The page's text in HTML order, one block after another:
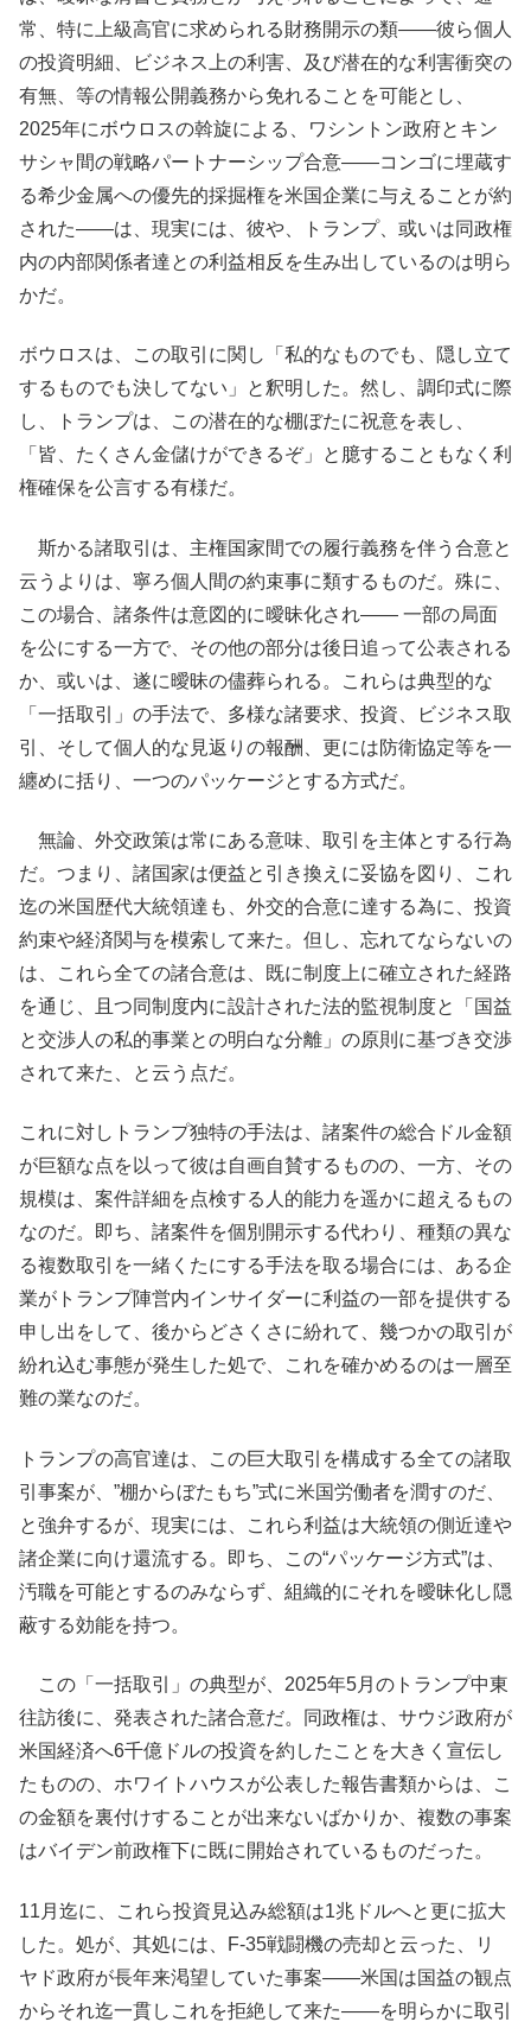
常、特に上級高官に求められる財務開示の類――彼ら個人
の投資明細、ビジネス上の利害、及び潜在的な利害衝突の
有無、等の情報公開義務から免れることを可能とし、
2025年にボウロスの斡旋による、ワシントン政府とキン
サシャ間の戦略パートナーシップ合意――コンゴに埋蔵す
る希少金属への優先的採掘権を米国企業に与えることが約
された――は、現実には、彼や、トランプ、或いは同政権
内の内部関係者達との利益相反を生み出しているのは明ら
かだ。
ボウロスは、この取引に関し「私的なものでも、隠し立て
するものでも決してない」と釈明した。然し、調印式に際
し、トランプは、この潜在的な棚ぼたに祝意を表し、
「皆、たくさん金儲けができるぞ」と臆することもなく利
権確保を公言する有様だ。
斯かる諸取引は、主権国家間での履行義務を伴う合意と
云うよりは、寧ろ個人間の約束事に類するものだ。殊に、
この場合、諸条件は意図的に曖昧化され―― 一部の局面
を公にする一方で、その他の部分は後日追って公表される
か、或いは、遂に曖昧の儘葬られる。これらは典型的な
「一括取引」の手法で、多様な諸要求、投資、ビジネス取
引、そして個人的な見返りの報酬、更には防衛協定等を一
纏めに括り、一つのパッケージとする方式だ。
無論、外交政策は常にある意味、取引を主体とする行為
だ。つまり、諸国家は便益と引き換えに妥協を図り、これ
迄の米国歴代大統領達も、外交的合意に達する為に、投資
約束や経済関与を模索して来た。但し、忘れてならないの
は、これら全ての諸合意は、既に制度上に確立された経路
を通じ、且つ同制度内に設計された法的監視制度と「国益
と交渉人の私的事業との明白な分離」の原則に基づき交渉
されて来た、と云う点だ。
これに対しトランプ独特の手法は、諸案件の総合ドル金額
が巨額な点を以って彼は自画自賛するものの、一方、その
規模は、案件詳細を点検する人的能力を遥かに超えるもの
なのだ。即ち、諸案件を個別開示する代わり、種類の異な
る複数取引を一緒くたにする手法を取る場合には、ある企
業がトランプ陣営内インサイダーに利益の一部を提供する
申し出をして、後からどさくさに紛れて、幾つかの取引が
紛れ込む事態が発生した処で、これを確かめるのは一層至
難の業なのだ。
トランプの高官達は、この巨大取引を構成する全ての諸取
引事案が、”棚からぼたもち”式に米国労働者を潤すのだ、
と強弁するが、現実には、これら利益は大統領の側近達や
諸企業に向け還流する。即ち、この“パッケージ方式”は、
汚職を可能とするのみならず、組織的にそれを曖昧化し隠
蔽する効能を持つ。
この「一括取引」の典型が、2025年5月のトランプ中東
往訪後に、発表された諸合意だ。同政権は、サウジ政府が
米国経済へ6千億ドルの投資を約したことを大きく宣伝し
たものの、ホワイトハウスが公表した報告書類からは、こ
の金額を裏付けすることが出来ないばかりか、複数の事案
はバイデン前政権下に既に開始されているものだった。
11月迄に、これら投資見込み総額は1兆ドルへと更に拡大
した。処が、其処には、F-35戦闘機の売却と云った、リ
ヤド政府が長年来渇望していた事案――米国は国益の観点
からそれ迄一貫しこれを拒絶して来た――を明らかに取引